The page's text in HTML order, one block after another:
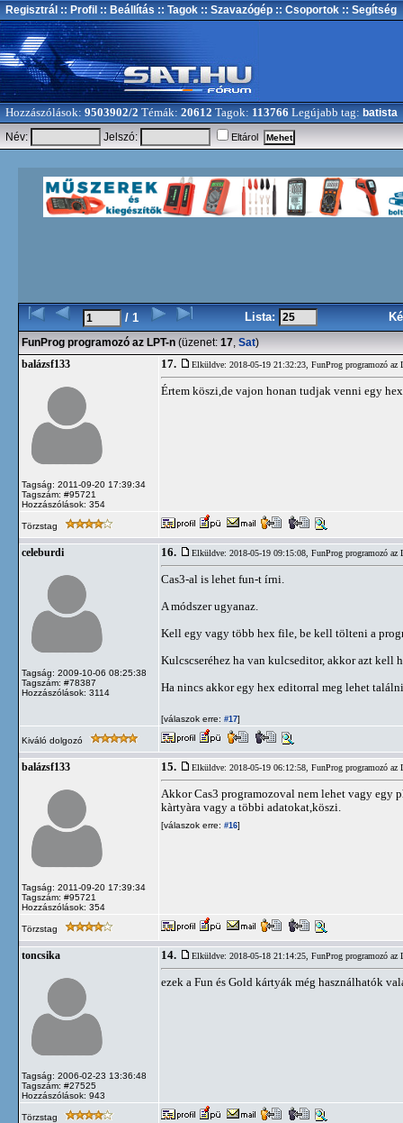
Regisztrál :: Profil :: Beállítás :: Tagok :: Szavazógép :: Csoportok :: Segítség
Hozzászólások: 9503902/2 Témák: 20612 Tagok: 113766 Legújabb tag: batista
Név:
Jelszó: Eltárol
/ 1 Lista:
FunProg programozó az LPT-n (üzenet: 17, Sat)
balázsf133
Tagság: 2011-09-20 17:39:34
Tagszám: #95721
Hozzászólások: 354
17. Elküldve: 2018-05-19 21:32:23, FunProg programozó az
Értem köszi,de vajon honan tudjak venni egy
Törzstag
celeburdi
Tagság: 2009-10-06 08:25:38
Tagszám: #78387
Hozzászólások: 3114
16. Elküldve: 2018-05-19 09:15:08, FunProg programozó az
Cas3-al is lehet fun-t írni.
A módszer ugyanaz.
Kell egy vagy több hex file, be kell tölteni a
Kulcscseréhez ha van kulcseditor, akkor azt kell
Ha nincs akkor egy hex editorral meg lehet
[válaszok erre: #17]
Kiváló dolgozó
balázsf133
Tagság: 2011-09-20 17:39:34
Tagszám: #95721
Hozzászólások: 354
15. Elküldve: 2018-05-19 06:12:58, FunProg programozó az
Akkor Cas3 programozoval nem lehet vagy egy
kàrtyàra vagy a többi adatokat,köszi.
[válaszok erre: #16]
Törzstag
toncsika
Tagság: 2006-02-23 13:36:48
Tagszám: #27525
Hozzászólások: 943
14. Elküldve: 2018-05-18 21:14:25, FunProg programozó az
ezek a Fun és Gold kártyák még használhatók
Törzstag